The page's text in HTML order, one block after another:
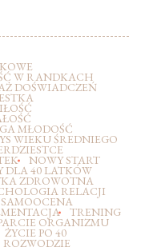
W RANDKACH
DOŚWIADCZEŃ
MŁODOŚĆ
WIEKU ŚREDNIEGO
NOWY START
DLA 40 LATKÓW
ZDROWOTNA
RELACJI
SAMOOCENA
TRENING
ORGANIZMU
ŻYCIE PO 40
ROZWODZIE